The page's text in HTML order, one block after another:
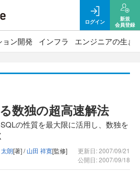
ログイン
新規
会員登録
ョン開発 インフラ エンジニアの生き
数独の超高速解法
の性質を最大限に活用し、数独を
朗[著] /山田 祥寛[監修]
更新日: 2007/09/21
公開日: 2007/09/18